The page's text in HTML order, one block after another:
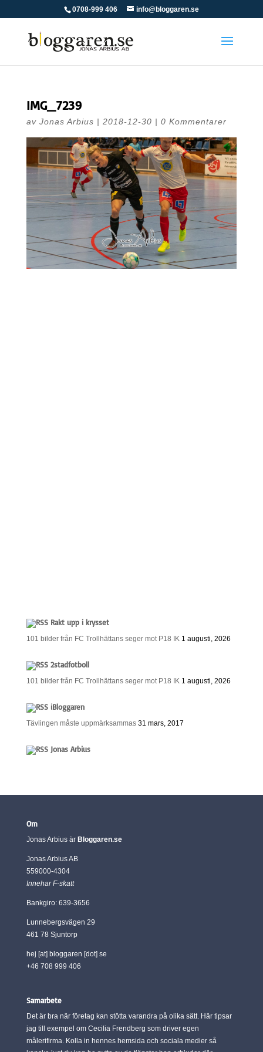
0708-999 406 info@bloggaren.se
IMG_7239
av Jonas Arbius | 2018-12-30 | 0 Kommentarer
Rakt upp i krysset
101 bilder från FC Trollhättans seger mot P18 IK 1 augusti, 2026
2stadfotboll
101 bilder från FC Trollhättans seger mot P18 IK 1 augusti, 2026
iBloggaren
Tävlingen måste uppmärksammas 31 mars, 2017
Jonas Arbius
Om
Jonas Arbius är Bloggaren.se
Jonas Arbius AB
559000-4304
Innehar F-skatt
Bankgiro: 639-3656
Lunnebergsvägen 29
461 78 Sjuntorp
hej [at] bloggaren [dot] se
+46 708 999 406
Samarbete
Det är bra när företag kan stötta varandra på olika sätt. Här tipsar
jag till exempel om Cecilia Frendberg som driver egen
målerifirma. Kolla in hennes hemsida och sociala medier så